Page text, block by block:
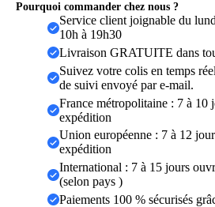
Pourquoi commander chez nous ?
Service client joignable du
10h à 19h30
Livraison GRATUITE dans
Suivez votre colis en temps
de suivi envoyé par e-mail.
France métropolitaine : 7 à 10
expédition
Union européenne : 7 à 12
expédition
International : 7 à 15 jours
(selon pays )
Paiements 100 % sécurisés